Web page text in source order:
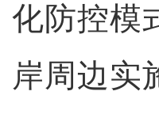
化防控模
岸周边实